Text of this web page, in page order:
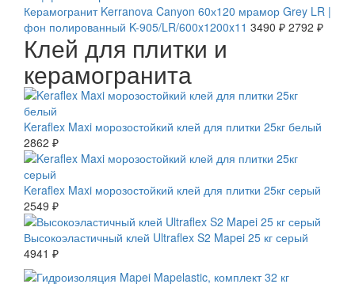
Керамогранит Kerranova Canyon 60х120 мрамор Grey LR |
фон полированный K-905/LR/600x1200x11 3490 ₽ 2792 ₽
Клей для плитки и
керамогранита
Keraflex Maxi морозостойкий клей для плитки 25кг белый
2862 ₽
Keraflex Maxi морозостойкий клей для плитки 25кг серый
2549 ₽
Высокоэластичный клей Ultraflex S2 Mapei 25 кг серый
4941 ₽